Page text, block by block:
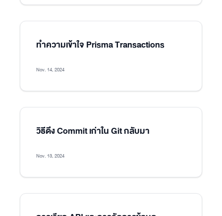
ทำความเข้าใจ Prisma Transactions
Nov. 14, 2024
วิธีดึง Commit เก่าใน Git กลับมา
Nov. 13, 2024